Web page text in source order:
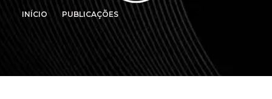
INÍCIO PUBLICAÇÕES